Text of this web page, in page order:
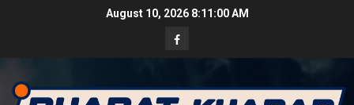
August 10, 2026 8:11:01 AM
Facebook